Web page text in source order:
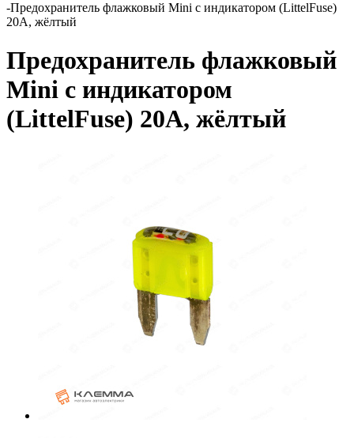
-Предохранитель флажковый Mini с индикатором (LittelFuse)
20А, жёлтый
Предохранитель флажковый
Mini с индикатором
(LittelFuse) 20А, жёлтый